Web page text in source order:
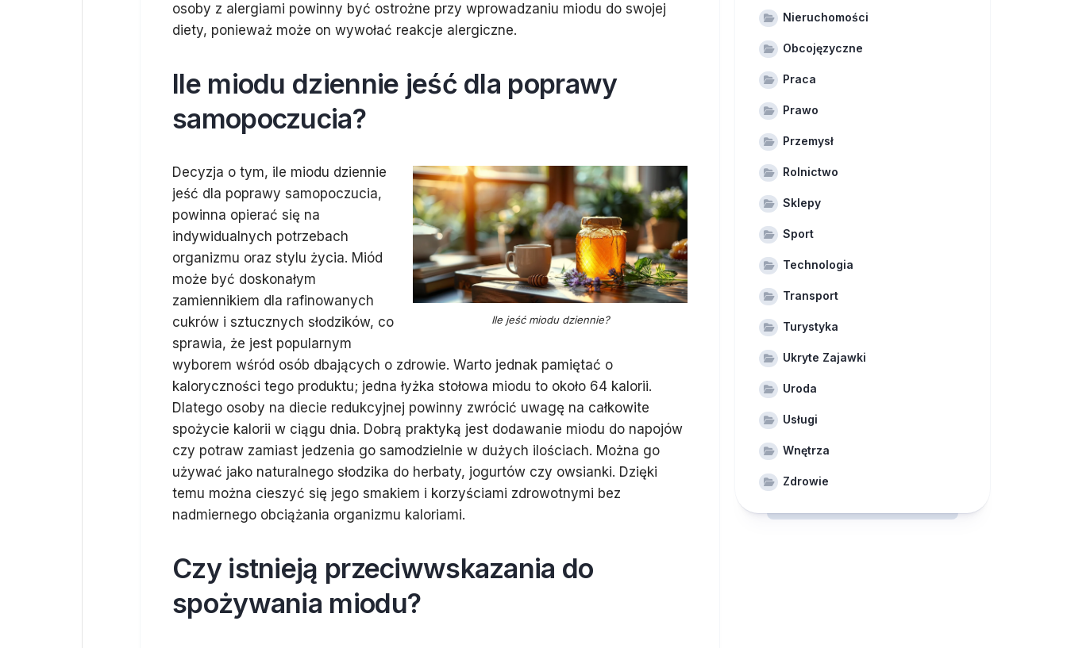
osoby z alergiami powinny być ostrożne przy wprowadzaniu miodu do swojej
diety, ponieważ może on wywołać reakcje alergiczne.
Ile miodu dziennie jeść dla poprawy
samopoczucia?
Ile jeść miodu dziennie?
Decyzja o tym, ile miodu dziennie
jeść dla poprawy samopoczucia,
powinna opierać się na
indywidualnych potrzebach
organizmu oraz stylu życia. Miód
może być doskonałym
zamiennikiem dla rafinowanych
cukrów i sztucznych słodzików, co
sprawia, że jest popularnym
wyborem wśród osób dbających o zdrowie. Warto jednak pamiętać o
kaloryczności tego produktu; jedna łyżka stołowa miodu to około 64 kalorii.
Dlatego osoby na diecie redukcyjnej powinny zwrócić uwagę na całkowite
spożycie kalorii w ciągu dnia. Dobrą praktyką jest dodawanie miodu do napojów
czy potraw zamiast jedzenia go samodzielnie w dużych ilościach. Można go
używać jako naturalnego słodzika do herbaty, jogurtów czy owsianki. Dzięki
temu można cieszyć się jego smakiem i korzyściami zdrowotnymi bez
nadmiernego obciążania organizmu kaloriami.
Czy istnieją przeciwwskazania do
spożywania miodu?
Nieruchomości
Obcojęzyczne
Praca
Prawo
Przemysł
Rolnictwo
Sklepy
Sport
Technologia
Transport
Turystyka
Ukryte Zajawki
Uroda
Usługi
Wnętrza
Zdrowie